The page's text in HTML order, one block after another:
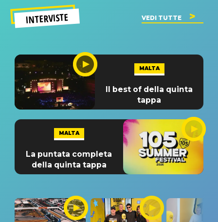
INTERVISTE VEDI TUTTE
MALTA
Il best of della quinta
tappa
MALTA
La puntata completa
della quinta tappa